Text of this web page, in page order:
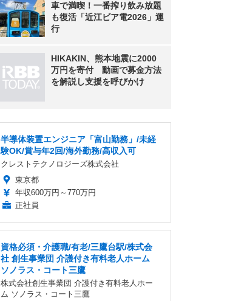
車で満喫！一番搾り飲み放題
も復活「近江ビア電2026」運
行
HIKAKIN、熊本地震に2000
万円を寄付 動画で募金方法
を解説し支援を呼びかけ
半導体装置エンジニア「富山勤務」/未経
験OK/賞与年2回/海外勤務/高収入可
クレストテクノロジーズ株式会社
東京都
年収600万円～770万円
正社員
資格必須・介護職/有老/三鷹台駅/株式会
社 創生事業団 介護付き有料老人ホーム
ソノラス・コート三鷹
株式会社創生事業団 介護付き有料老人ホー
ム ソノラス・コート三鷹